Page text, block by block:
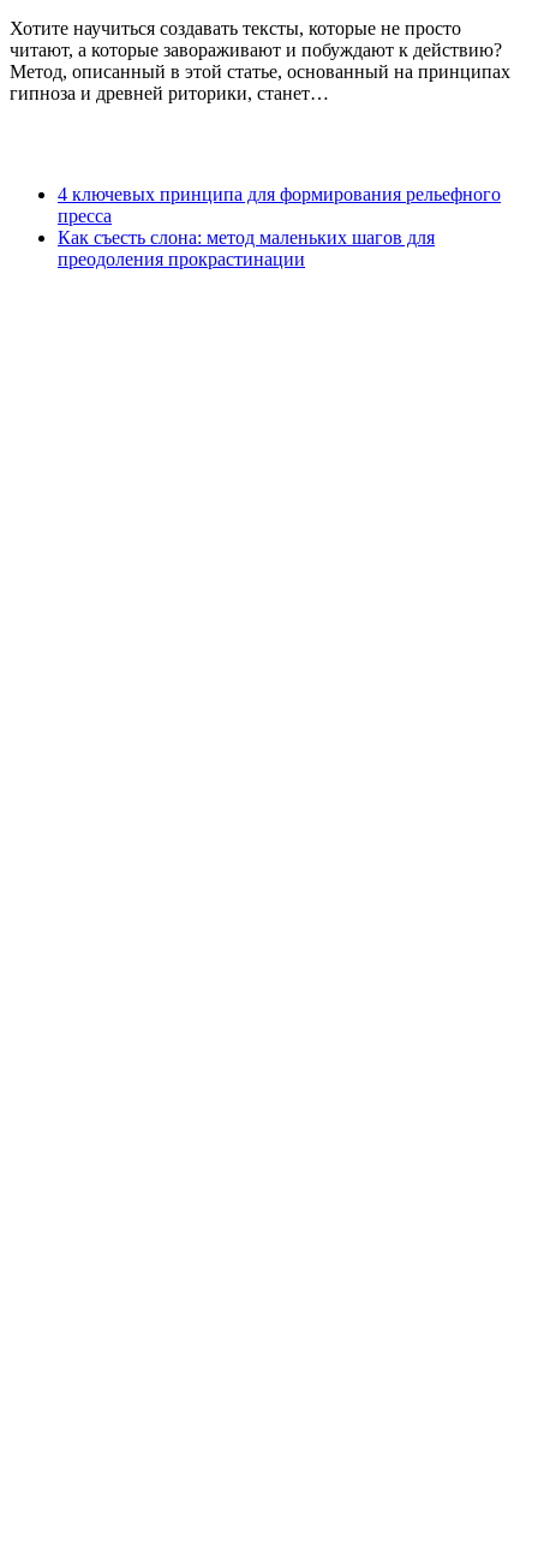
Хотите научиться создавать тексты, которые не просто
читают, а которые завораживают и побуждают к действию?
Метод, описанный в этой статье, основанный на принципах
гипноза и древней риторики, станет…
4 ключевых принципа для формирования рельефного
пресса
Как съесть слона: метод маленьких шагов для
преодоления прокрастинации